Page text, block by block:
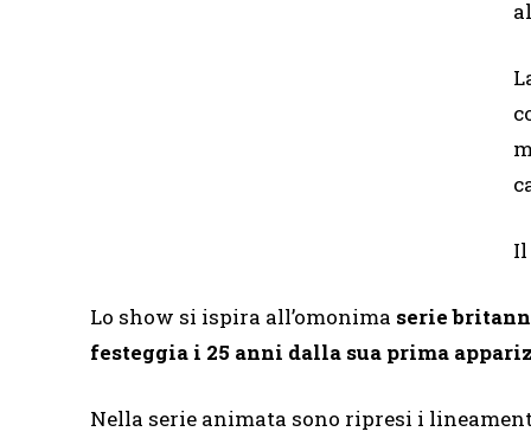
Il
Lo show si ispira all’omonima serie
festeggia i 25 anni dalla sua prima
Nella serie animata sono ripresi i